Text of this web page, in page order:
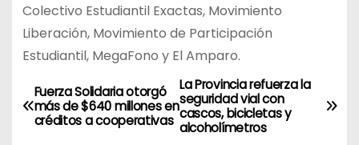
Colectivo Estudiantil Exactas, Movimiento
Liberación, Movimiento de Participación
Estudiantil, MegaFono y El Amparo.
N
a
La Provincia refuerza la
seguridad vial con
cascos, bicicletas y
alcoholímetros
Fuerza Solidaria otorgó
más de $640 millones en
créditos a cooperativas